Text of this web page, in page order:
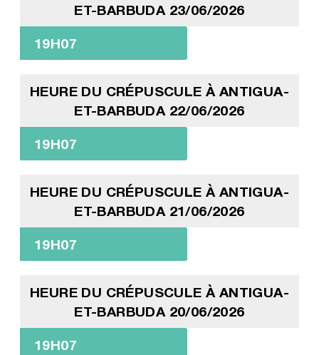
ET-BARBUDA 23/06/2026
19H07
HEURE DU CRÉPUSCULE À ANTIGUA-
ET-BARBUDA 22/06/2026
19H07
HEURE DU CRÉPUSCULE À ANTIGUA-
ET-BARBUDA 21/06/2026
19H07
HEURE DU CRÉPUSCULE À ANTIGUA-
ET-BARBUDA 20/06/2026
19H07